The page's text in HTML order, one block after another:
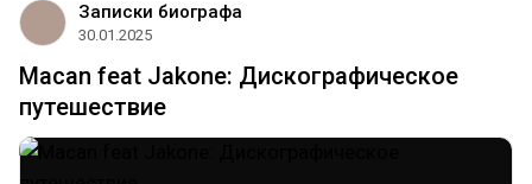
Записки биографа
30.01.2025
Macan feat Jakone: Дискографическое
путешествие